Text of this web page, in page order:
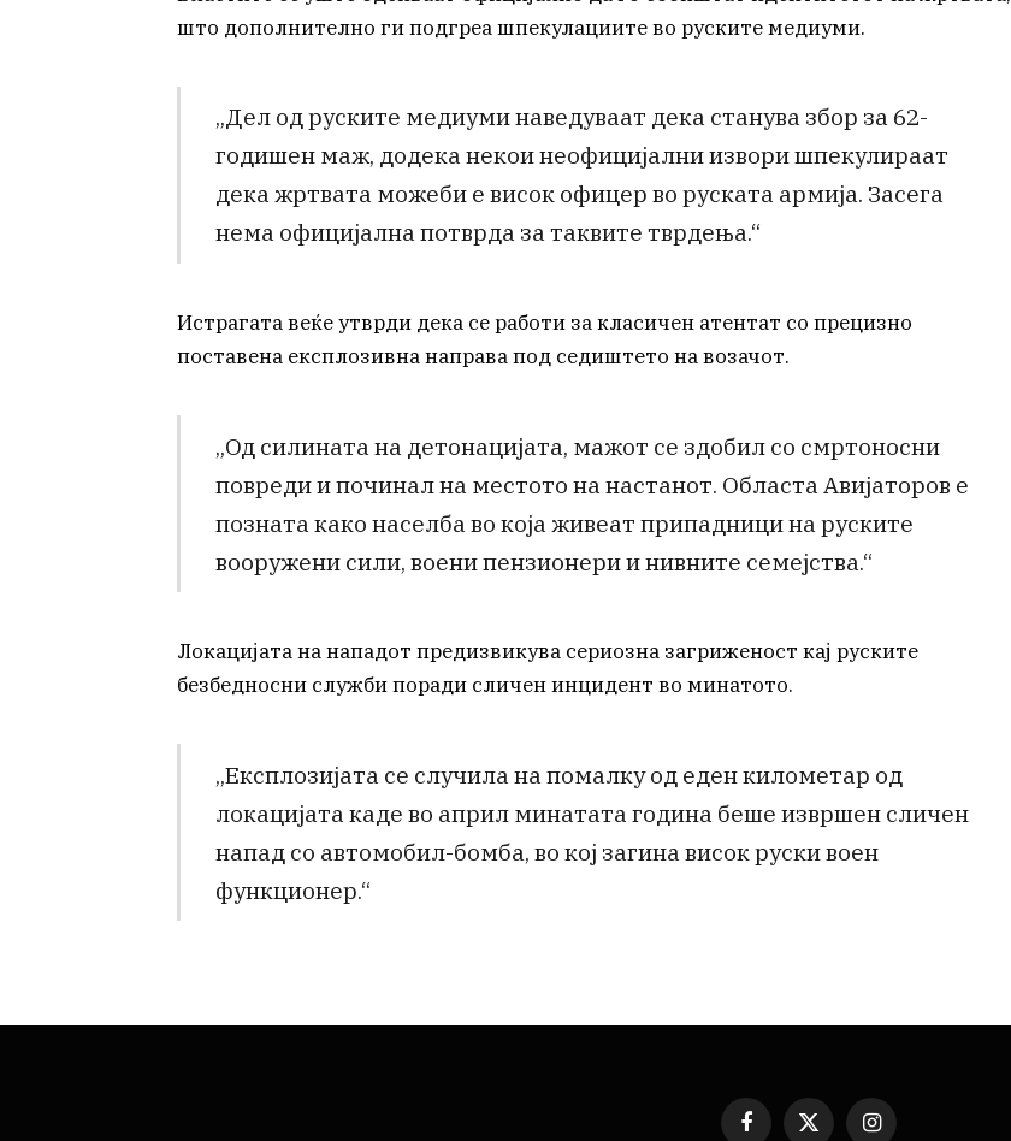
што дополнително ги подгреа шпекулациите во руските медиуми.
„Дел од руските медиуми наведуваат дека станува збор за 62-
годишен маж, додека некои неофицијални извори шпекулираат
дека жртвата можеби е висок офицер во руската армија. Засега
нема официјална потврда за таквите тврдења.“
Истрагата веќе утврди дека се работи за класичен атентат со прецизно
поставена експлозивна направа под седиштето на возачот.
„Од силината на детонацијата, мажот се здобил со смртоносни
повреди и починал на местото на настанот. Областа Авијаторов е
позната како населба во која живеат припадници на руските
вооружени сили, воени пензионери и нивните семејства.“
Локацијата на нападот предизвикува сериозна загриженост кај руските
безбедносни служби поради сличен инцидент во минатото.
„Експлозијата се случила на помалку од еден километар од
локацијата каде во април минатата година беше извршен сличен
напад со автомобил-бомба, во кој загина висок руски воен
функционер.“
Facebook
X Instagram